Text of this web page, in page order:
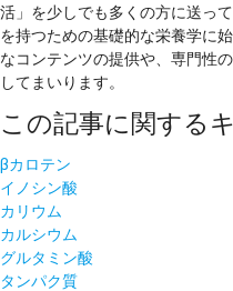
活」を少しでも多くの方に送っ
を持つための基礎的な栄養学に
なコンテンツの提供や、専門性
してまいります。
この記事に関する
βカロテン
イノシン酸
カリウム
カルシウム
グルタミン酸
タンパク質